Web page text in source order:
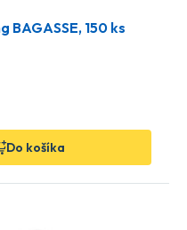
BAGASSE, 150 ks
Do košíka